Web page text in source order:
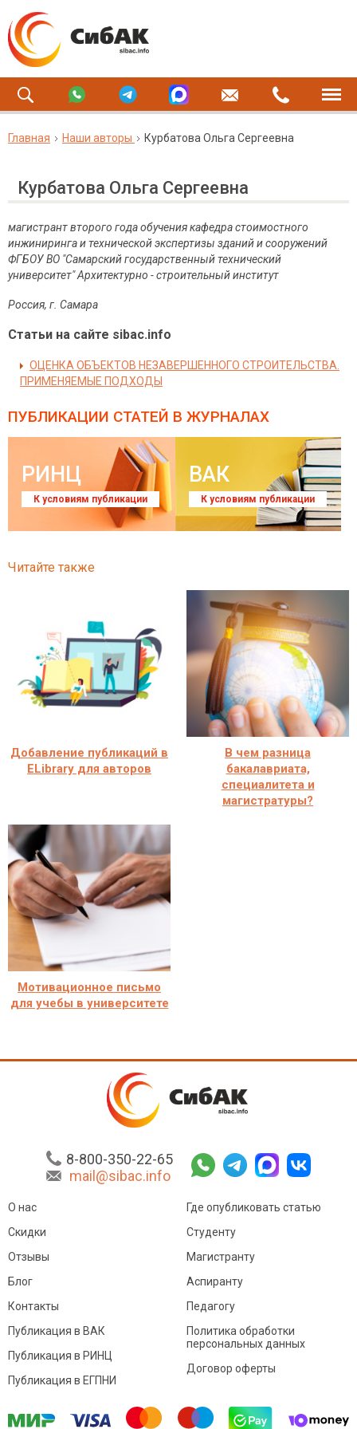
Главная Наши авторы Курбатова Ольга Сергеевна
Курбатова Ольга Сергеевна
магистрант второго года обучениякафедра стоимостного
инжиниринга и технической экспертизы зданий и сооружений
ФГБОУ ВО "Самарский государственный технический
университет" Архитектурно - строительный институт
Россия, г. Самара
Статьи на сайте sibac.info
ОЦЕНКА ОБЪЕКТОВ НЕЗАВЕРШЕННОГО СТРОИТЕЛЬСТВА.
ПРИМЕНЯЕМЫЕ ПОДХОДЫ
ПУБЛИКАЦИИ СТАТЕЙ В ЖУРНАЛАХ
РИНЦ
К условиям публикации
ВАК
К условиям публикации
Читайте также
Добавление публикаций в
ELibrary для авторов
В чем разница
бакалавриата,
специалитета и
магистратуры?
Мотивационное письмо
для учебы в университете
8-800-350-22-65
mail@sibac.info
О нас
Скидки
Отзывы
Блог
Контакты
Где опубликовать статью
Студенту
Магистранту
Аспиранту
Педагогу
Публикация в ВАК
Публикация в РИНЦ
Публикация в ЕГПНИ
Политика обработки
персональных данных
Договор оферты